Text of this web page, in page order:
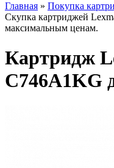
Главная » Покупка
Скупка картриджей
максимальным ценам.
Картридж
C746A1KG